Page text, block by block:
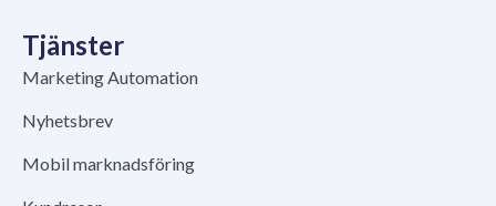
Tjänster
Marketing Automation
Nyhetsbrev
Mobil marknadsföring